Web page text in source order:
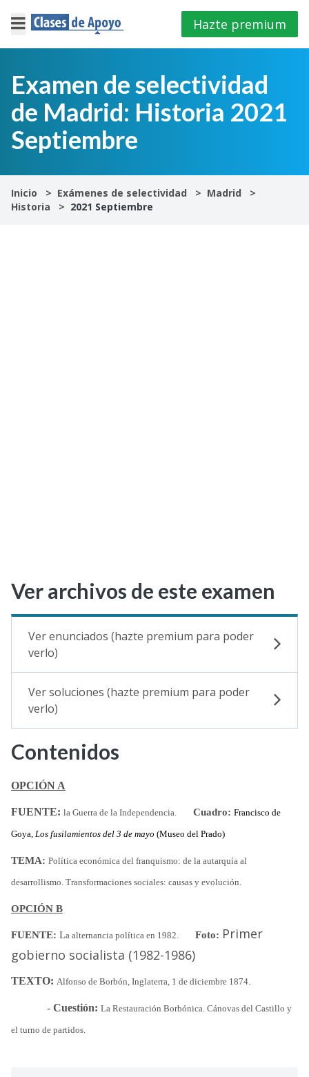
×
Iniciar
sesión
E.S.O
Hazte premium
Examen de selectividad
de Madrid: Historia 2021
Septiembre
Inicio Exámenes de selectividad
Madrid
Historia
2021 Septiembre
Ver archivos de este examen
Ver enunciados (hazte premium para poder
verlo)
Ver soluciones (hazte premium para poder
verlo)
Contenidos
OPCIÓN A
FUENTE: la Guerra de la Independencia. Cuadro: Francisco de
Goya, Los fusilamientos del 3 de mayo (Museo del Prado)
TEMA: Política económica del franquismo: de la autarquía al
desarrollismo. Transformaciones sociales: causas y evolución.
OPCIÓN B
FUENTE: La alternancia política en 1982. Foto: Primer
gobierno socialista (1982-1986)
TEXTO: Alfonso de Borbón, Inglaterra, 1 de diciembre 1874.
- Cuestión: La Restauración Borbónica. Cánovas del Castillo y
el turno de partidos.